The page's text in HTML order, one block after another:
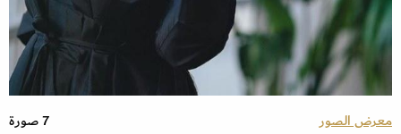
معرض الصور 7 صورة